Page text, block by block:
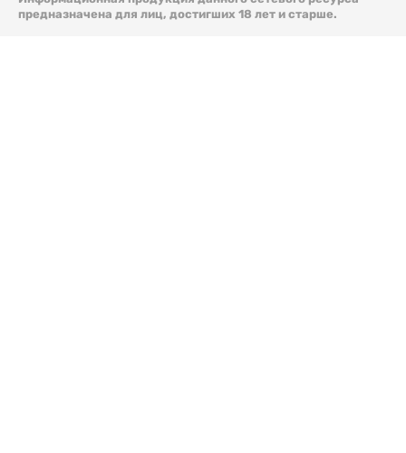
предназначена для лиц, достигших 18 лет и старше.